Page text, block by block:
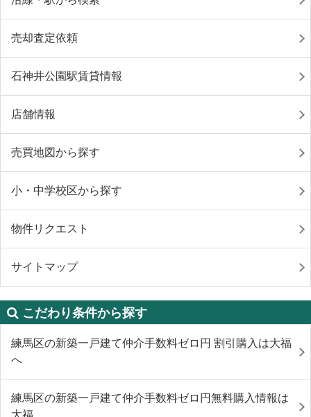
売却査定依頼
石神井公園駅賃貸情報
店舗情報
売買地図から探す
小・中学校区から探す
物件リクエスト
サイトマップ
こだわり条件から探す
練馬区の新築一戸建て仲介手数料ゼロ円 割引購入は大福
へ
練馬区の新築一戸建て仲介手数料ゼロ円無料購入情報は